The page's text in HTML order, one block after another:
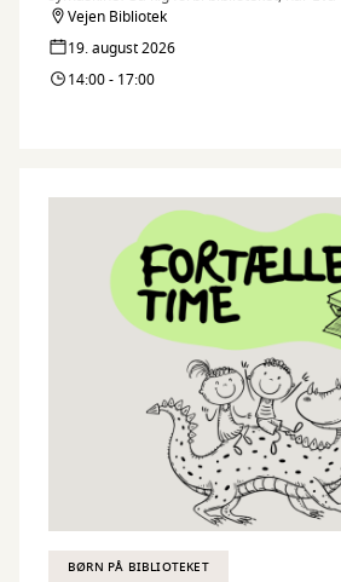
De står klar til at hjælpe – og de styrer
kyndig hånd.
Du medbringer selv det, der skal repareres,
Vejen Bibliotek
19. august 2026
14:00 - 17:00
BØRN PÅ BIBLIOTEKET